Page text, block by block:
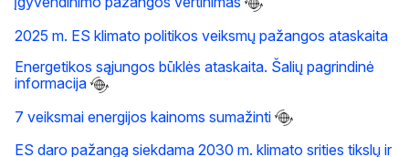
2025 m. ES klimato politikos veiksmų pažangos ataskaita
Energetikos sąjungos būklės ataskaita. Šalių pagrindinė
informacija
7 veiksmai energijos kainoms sumažinti
ES daro pažangą siekdama 2030 m. klimato srities tikslų ir